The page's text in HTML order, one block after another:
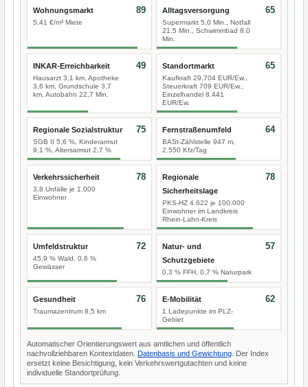
Wohnungsmarkt
5,41 €/m² Miete
89 Alltagsversorgung
Supermarkt 5,0 Min., Notfall
21,5 Min., Schwimmbad 8,0
Min.
65
INKAR-Erreichbarkeit
Hausarzt 3,1 km, Apotheke
3,6 km, Grundschule 3,7
km, Autobahn 22,7 Min.
49 Standortmarkt
Kaufkraft 29.704 EUR/Ew.,
Steuerkraft 709 EUR/Ew.,
Einzelhandel 8.441
EUR/Ew.
65
Regionale Sozialstruktur
SGB II 5,6 %, Kinderarmut
9,1 %, Altersarmut 2,7 %
75 Fernstraßenumfeld
BASt-Zählstelle 947 m,
2.550 Kfz/Tag
64
Verkehrssicherheit
3,8 Unfälle je 1.000
Einwohner
78
Regionale
Sicherheitslage
PKS-HZ 4.622 je 100.000
Einwohner im Landkreis
Rhein-Lahn-Kreis
78
Umfeldstruktur
45,9 % Wald, 0,6 %
Gewässer
72
Natur- und
Schutzgebiete
0,3 % FFH, 0,7 % Naturpark
57
Gesundheit
Traumazentrum 8,5 km
76 E-Mobilität
1 Ladepunkte im PLZ-
Gebiet
62
Automatischer Orientierungswert aus amtlichen und öffentlich
nachvollziehbaren Kontextdaten. Datenbasis und Gewichtung . Der Index
ersetzt keine Besichtigung, kein Verkehrswertgutachten und keine
individuelle Standortprüfung.